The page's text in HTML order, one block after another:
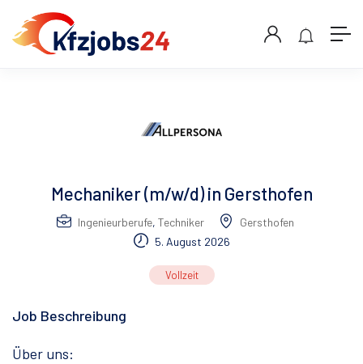
Mechaniker (m/w/d) in Gersthofen
Ingenieurberufe, Techniker
Gersthofen
5. August 2026
Vollzeit
Job Beschreibung
Über uns: